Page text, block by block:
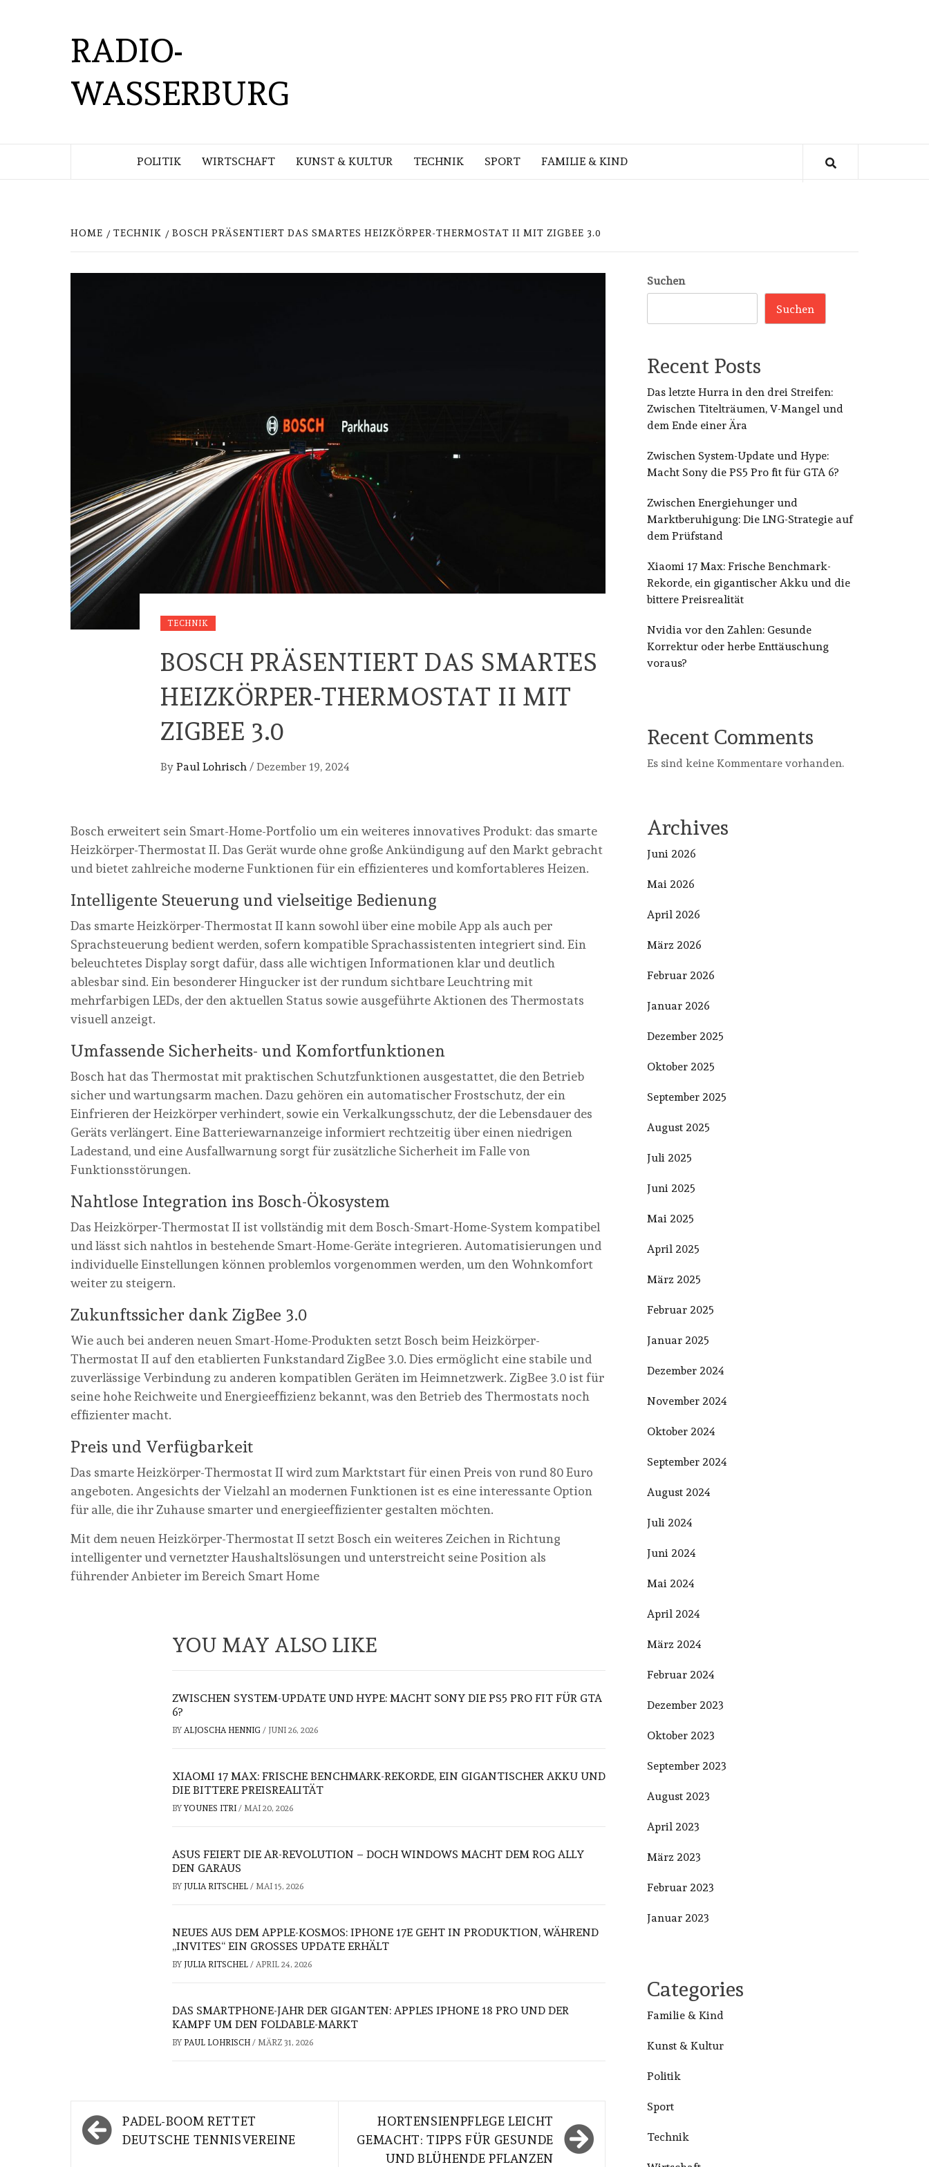
RADIO-
WASSERBURG
POLITIK WIRTSCHAFT KUNST & KULTUR TECHNIK SPORT FAMILIE & KIND
HOME TECHNIK BOSCH PRÄSENTIERT DAS SMARTES HEIZKÖRPER-THERMOSTAT II MIT ZIGBEE 3.0
TECHNIK
BOSCH PRÄSENTIERT DAS SMARTES
HEIZKÖRPER-THERMOSTAT II MIT
ZIGBEE 3.0
By Paul Lohrisch / Dezember 19, 2024
Bosch erweitert sein Smart-Home-Portfolio um ein weiteres innovatives Produkt: das smarte
Heizkörper-Thermostat II. Das Gerät wurde ohne große Ankündigung auf den Markt gebracht
und bietet zahlreiche moderne Funktionen für ein effizienteres und komfortableres Heizen.
Intelligente Steuerung und vielseitige Bedienung
Das smarte Heizkörper-Thermostat II kann sowohl über eine mobile App als auch per
Sprachsteuerung bedient werden, sofern kompatible Sprachassistenten integriert sind. Ein
beleuchtetes Display sorgt dafür, dass alle wichtigen Informationen klar und deutlich
ablesbar sind. Ein besonderer Hingucker ist der rundum sichtbare Leuchtring mit
mehrfarbigen LEDs, der den aktuellen Status sowie ausgeführte Aktionen des Thermostats
visuell anzeigt.
Umfassende Sicherheits- und Komfortfunktionen
Bosch hat das Thermostat mit praktischen Schutzfunktionen ausgestattet, die den Betrieb
sicher und wartungsarm machen. Dazu gehören ein automatischer Frostschutz, der ein
Einfrieren der Heizkörper verhindert, sowie ein Verkalkungsschutz, der die Lebensdauer des
Geräts verlängert. Eine Batteriewarnanzeige informiert rechtzeitig über einen niedrigen
Ladestand, und eine Ausfallwarnung sorgt für zusätzliche Sicherheit im Falle von
Funktionsstörungen.
Nahtlose Integration ins Bosch-Ökosystem
Das Heizkörper-Thermostat II ist vollständig mit dem Bosch-Smart-Home-System kompatibel
und lässt sich nahtlos in bestehende Smart-Home-Geräte integrieren. Automatisierungen und
individuelle Einstellungen können problemlos vorgenommen werden, um den Wohnkomfort
weiter zu steigern.
Zukunftssicher dank ZigBee 3.0
Wie auch bei anderen neuen Smart-Home-Produkten setzt Bosch beim Heizkörper-
Thermostat II auf den etablierten Funkstandard ZigBee 3.0. Dies ermöglicht eine stabile und
zuverlässige Verbindung zu anderen kompatiblen Geräten im Heimnetzwerk. ZigBee 3.0 ist für
seine hohe Reichweite und Energieeffizienz bekannt, was den Betrieb des Thermostats noch
effizienter macht.
Preis und Verfügbarkeit
Das smarte Heizkörper-Thermostat II wird zum Marktstart für einen Preis von rund 80 Euro
angeboten. Angesichts der Vielzahl an modernen Funktionen ist es eine interessante Option
für alle, die ihr Zuhause smarter und energieeffizienter gestalten möchten.
Mit dem neuen Heizkörper-Thermostat II setzt Bosch ein weiteres Zeichen in Richtung
intelligenter und vernetzter Haushaltslösungen und unterstreicht seine Position als
führender Anbieter im Bereich Smart Home
YOU MAY ALSO LIKE
ZWISCHEN SYSTEM-UPDATE UND HYPE: MACHT SONY DIE PS5 PRO FIT FÜR GTA
6?
BY ALJOSCHA HENNIG / JUNI 26, 2026
XIAOMI 17 MAX: FRISCHE BENCHMARK-REKORDE, EIN GIGANTISCHER AKKU UND
DIE BITTERE PREISREALITÄT
BY YOUNES ITRI / MAI 20, 2026
ASUS FEIERT DIE AR-REVOLUTION – DOCH WINDOWS MACHT DEM ROG ALLY
DEN GARAUS
BY JULIA RITSCHEL / MAI 15, 2026
NEUES AUS DEM APPLE-KOSMOS: IPHONE 17E GEHT IN PRODUKTION, WÄHREND
„INVITES“ EIN GROSSES UPDATE ERHÄLT
BY JULIA RITSCHEL / APRIL 24, 2026
DAS SMARTPHONE-JAHR DER GIGANTEN: APPLES IPHONE 18 PRO UND DER
KAMPF UM DEN FOLDABLE-MARKT
BY PAUL LOHRISCH / MÄRZ 31, 2026
Beitragsnavigation
PADEL-BOOM RETTET
DEUTSCHE TENNISVEREINE
HORTENSIENPFLEGE LEICHT
GEMACHT: TIPPS FÜR GESUNDE
UND BLÜHENDE PFLANZEN
Suchen
Suchen
Recent Posts
Das letzte Hurra in den drei Streifen:
Zwischen Titelträumen, V-Mangel und
dem Ende einer Ära
Zwischen System-Update und Hype:
Macht Sony die PS5 Pro fit für GTA 6?
Zwischen Energiehunger und
Marktberuhigung: Die LNG-Strategie auf
dem Prüfstand
Xiaomi 17 Max: Frische Benchmark-
Rekorde, ein gigantischer Akku und die
bittere Preisrealität
Nvidia vor den Zahlen: Gesunde
Korrektur oder herbe Enttäuschung
voraus?
Recent Comments
Es sind keine Kommentare vorhanden.
Archives
Juni 2026
Mai 2026
April 2026
März 2026
Februar 2026
Januar 2026
Dezember 2025
Oktober 2025
September 2025
August 2025
Juli 2025
Juni 2025
Mai 2025
April 2025
März 2025
Februar 2025
Januar 2025
Dezember 2024
November 2024
Oktober 2024
September 2024
August 2024
Juli 2024
Juni 2024
Mai 2024
April 2024
März 2024
Februar 2024
Dezember 2023
Oktober 2023
September 2023
August 2023
April 2023
März 2023
Februar 2023
Januar 2023
Categories
Familie & Kind
Kunst & Kultur
Politik
Sport
Technik